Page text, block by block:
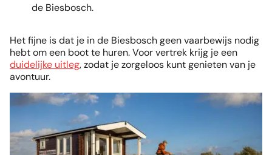
de Biesbosch.
Het fijne is dat je in de Biesbosch geen vaarbewijs nodig
hebt om een boot te huren. Voor vertrek krijg je een
duidelijke uitleg, zodat je zorgeloos kunt genieten van je
avontuur.